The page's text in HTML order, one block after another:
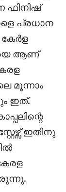
ഫിനിഷ്
പ്രധാന
ആണ്
മൂന്നാം
ഇത്.
ഇതിനു